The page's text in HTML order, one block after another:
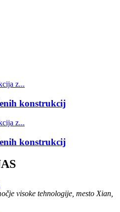
konstrukcij
konstrukcij
visoke tehnologije, mesto Xian,